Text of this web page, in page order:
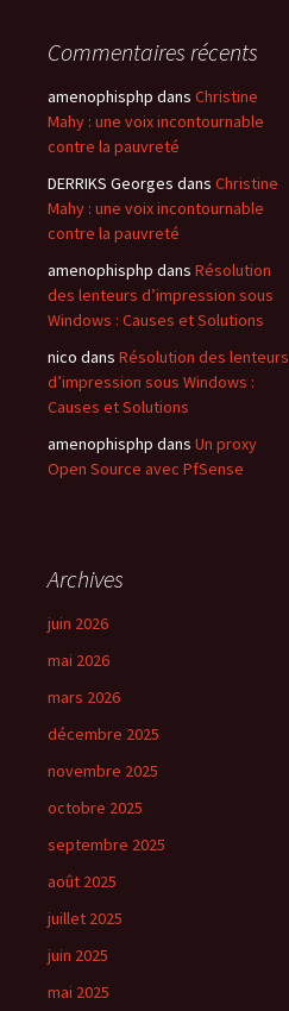
Commentaires récents
amenophisphp dans Christine
Mahy : une voix incontournable
contre la pauvreté
DERRIKS Georges dans Christine
Mahy : une voix incontournable
contre la pauvreté
amenophisphp dans Résolution
des lenteurs d’impression sous
Windows : Causes et Solutions
nico dans Résolution des lenteurs
d’impression sous Windows :
Causes et Solutions
amenophisphp dans Un proxy
Open Source avec PfSense
Archives
juin 2026
mai 2026
mars 2026
décembre 2025
novembre 2025
octobre 2025
septembre 2025
août 2025
juillet 2025
juin 2025
mai 2025